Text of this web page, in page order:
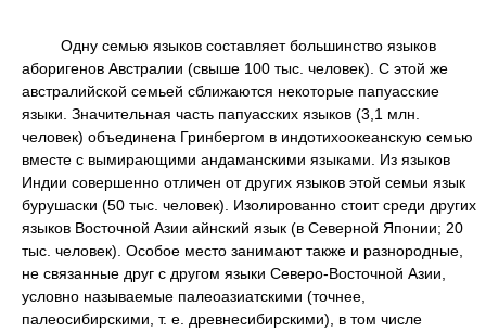
Одну семью языков составляет большинство языков
аборигенов Австралии (свыше 100 тыс. человек). С этой же
австралийской семьей сближаются некоторые папуасские
языки. Значительная часть папуасских языков (3,1 млн.
человек) объединена Гринбергом в индотихоокеанскую семью
вместе с вымирающими андаманскими языками. Из языков
Индии совершенно отличен от других языков этой семьи язык
бурушаски (50 тыс. человек). Изолированно стоит среди других
языков Восточной Азии айнский язык (в Северной Японии; 20
тыс. человек). Особое место занимают также и разнородные,
не связанные друг с другом языки Северо-Восточной Азии,
условно называемые палеоазиатскими (точнее,
палеосибирскими, т. е. древнесибирскими), в том числе